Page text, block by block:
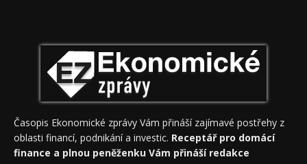
Časopis Ekonomické zprávy Vám přináší zajímavé postřehy z
oblasti financí, podnikání a investic. Receptář pro domácí
finance a plnou peněženku Vám přináší redakce